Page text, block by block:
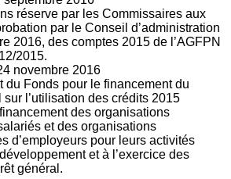
réserve par les Commissaires aux
par le Conseil d’administration
2016, des comptes 2015 de l’AGFPN
2015.
novembre 2016
du Fonds pour le financement du
l’utilisation des crédits 2015
des organisations
et des organisations
d’employeurs pour leurs activités
et à l’exercice des
général.